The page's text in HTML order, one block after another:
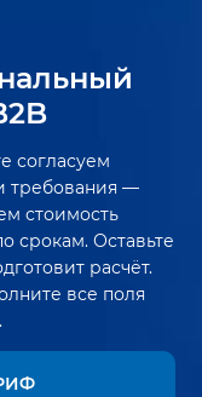
согласуем
требования —
стоимость
срокам. Оставьте
расчёт.
все поля